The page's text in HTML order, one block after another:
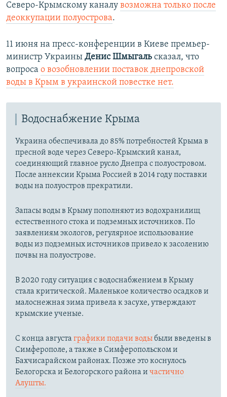
Северо-Крымскому каналу возможна только после
деоккупации полуострова.
11 июня на пресс-конференции в Киеве премьер-
министр Украины Денис Шмыгаль сказал, что
вопроса о возобновлении поставок днепровской
воды в Крым в украинской повестке нет.
Водоснабжение Крыма
Украина обеспечивала до 85% потребностей Крыма в
пресной воде через Северо-Крымский канал,
соединяющий главное русло Днепра с полуостровом.
После аннексии Крыма Россией в 2014 году поставки
воды на полуостров прекратили.
Запасы воды в Крыму пополняют из водохранилищ
естественного стока и подземных источников. По
заявлениям экологов, регулярное использование
воды из подземных источников привело к засолению
почвы на полуострове.
В 2020 году ситуация с водоснабжением в Крыму
стала критической. Маленькое количество осадков и
малоснежная зима привела к засухе, утверждают
крымские ученые.
С конца августа графики подачи водыбыли введены в
Симферополе, а также в Симферопольском и
Бахчисарайском районах. Позже это коснулось
Белогорска и Белогорского района и частично
Алушты.